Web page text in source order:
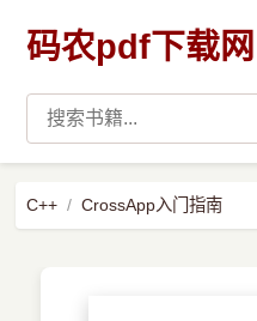
码农pdf下载网
C++ CrossApp入门指南